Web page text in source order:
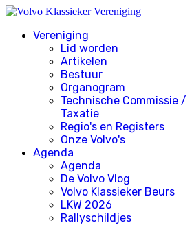
Vereniging
Lid worden
Artikelen
Bestuur
Organogram
Technische Commissie /
Taxatie
Regio's en Registers
Onze Volvo's
Agenda
Agenda
De Volvo Vlog
Volvo Klassieker Beurs
LKW 2026
Rallyschildjes